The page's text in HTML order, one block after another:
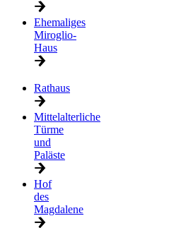
Ehemaliges
Miroglio-
Haus
Rathaus
Mittelalterliche
Türme
und
Paläste
Hof
des
Magdalene